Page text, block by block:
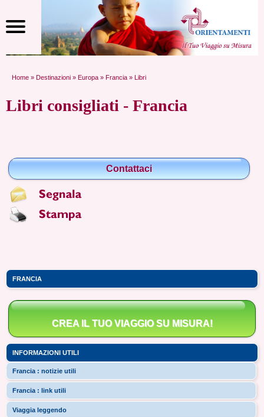
FRANCIA
Home » Destinazioni » Europa » Francia » Libri
Libri consigliati - Francia
Contattaci
CREA IL TUO VIAGGIO SU MISURA!
INFORMAZIONI UTILI
Francia : notizie utili
Francia : link utili
Viaggia leggendo